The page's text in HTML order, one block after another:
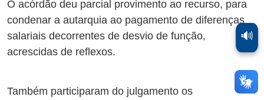
O acórdão deu parcial provimento ao recurso, para
condenar a autarquia ao pagamento de diferenças
salariais decorrentes de desvio de função,
acrescidas de reflexos.
Também participaram do julgamento os
🔊